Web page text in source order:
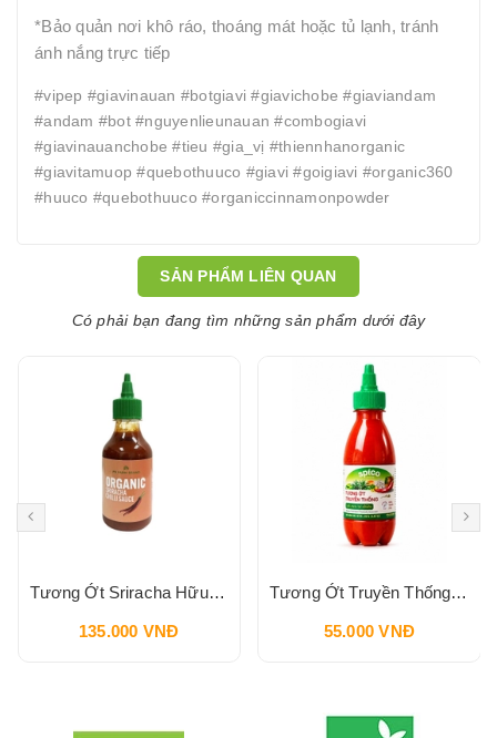
*Bảo quản nơi khô ráo, thoáng mát hoặc tủ lạnh, tránh
ánh nắng trực tiếp
#vipep #giavinauan #botgiavi #giavichobe #giaviandam
#andam #bot #nguyenlieunauan #combogiavi
#giavinauanchobe #tieu #gia_vị #thiennhanorganic
#giavitamuop #quebothuuco #giavi #goigiavi #organic360
#huuco #quebothuuco #organiccinnamonpowder
SẢN PHẨM LIÊN QUAN
Có phải bạn đang tìm những sản phẩm dưới đây
Tương Ớt Sriracha Hữu Cơ Pbfarm 230g
135.000 VNĐ
Tương Ớt Truyền Thống SPICO Sriracha Chilli Sauce 240g
55.000 VNĐ